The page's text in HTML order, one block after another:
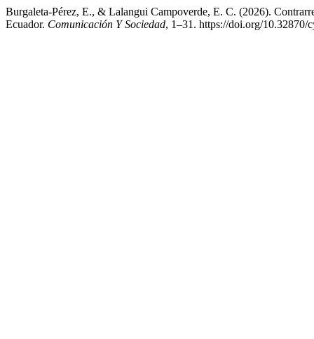
Burgaleta-Pérez, E., & Lalangui Campoverde, E. C. (2026).
Ecuador. Comunicación Y Sociedad, 1–31. https://doi.org/10.32870/